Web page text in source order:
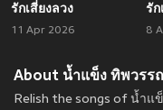
รักเสี่ยงลวง
11 Apr 2026 8
About น้ำแข็ง ทิพวรร
Relish the songs of น้ำแ